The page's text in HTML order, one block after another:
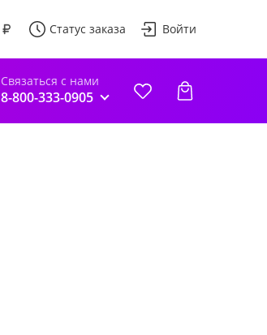
Статус заказа Войти
Связаться с нами
8-800-333-0905